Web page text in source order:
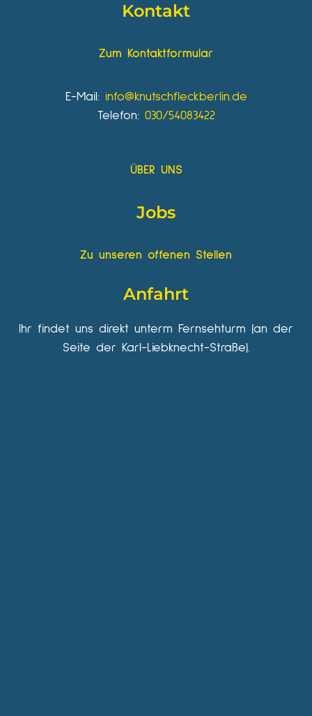
Kontakt
Zum Kontaktformular
E-Mail: info@knutschfleckberlin.de
Telefon: 030/54083422
ÜBER UNS
Jobs
Zu unseren offenen Stellen
Anfahrt
Ihr findet uns direkt unterm Fernsehturm (an der
Seite der Karl-Liebknecht-Straße).